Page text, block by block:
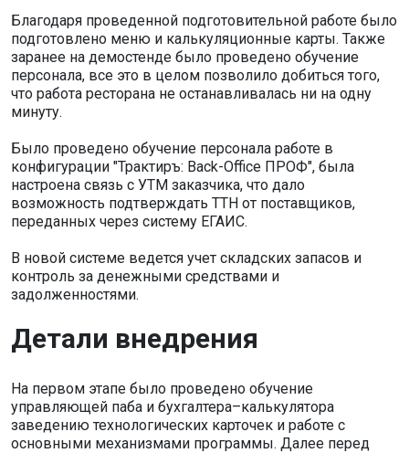
Благодаря проведенной подготовительной работе было
подготовлено меню и калькуляционные карты. Также
заранее на демостенде было проведено обучение
персонала, все это в целом позволило добиться того,
что работа ресторана не останавливалась ни на одну
минуту.
Было проведено обучение персонала работе в
конфигурации "Трактиръ: Back-Office ПРОФ", была
настроена связь с УТМ заказчика, что дало
возможность подтверждать ТТН от поставщиков,
переданных через систему ЕГАИС.
В новой системе ведется учет складских запасов и
контроль за денежными средствами и
задолженностями.
Детали внедрения
На первом этапе было проведено обучение
управляющей паба и бухгалтера–калькулятора
заведению технологических карточек и работе с
основными механизмами программы. Далее перед